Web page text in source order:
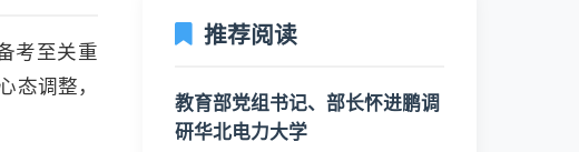
考至关重
调整，
推荐阅读
教育部党组书记、部长怀进鹏调
研华北电力大学